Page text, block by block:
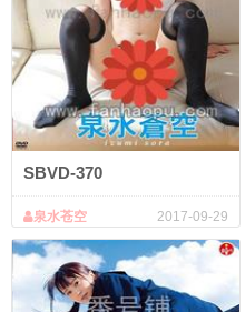
SBVD-370
2017-09-29
泉水苍空